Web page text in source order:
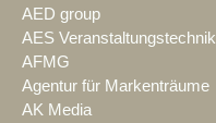
AED group
AES Veranstaltungstechnik
AFMG
Agentur für Markenträume
AK Media